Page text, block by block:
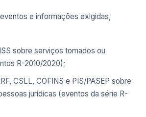
e informações exigidas,
sobre serviços tomados ou
R-2010/2020);
CSLL, COFINS e PIS/PASEP sobre
jurídicas (eventos da série R-